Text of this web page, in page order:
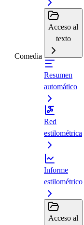
Comedia
Acceso al
texto
Resumen
automático
Red
estilométrica
Informe
estilométrico
Acceso al